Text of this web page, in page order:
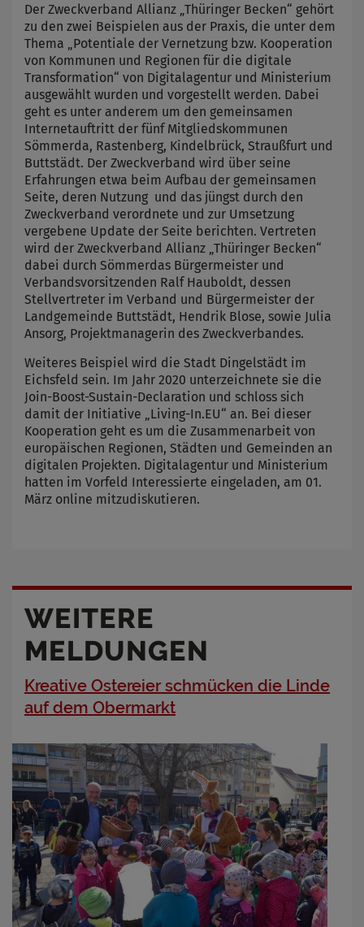
Der Zweckverband Allianz „Thüringer Becken“ gehört
zu den zwei Beispielen aus der Praxis, die unter dem
Thema „Potentiale der Vernetzung bzw. Kooperation
von Kommunen und Regionen für die digitale
Transformation“ von Digitalagentur und Ministerium
ausgewählt wurden und vorgestellt werden. Dabei
geht es unter anderem um den gemeinsamen
Internetauftritt der fünf Mitgliedskommunen
Sömmerda, Rastenberg, Kindelbrück, Straußfurt und
Buttstädt. Der Zweckverband wird über seine
Erfahrungen etwa beim Aufbau der gemeinsamen
Seite, deren Nutzung und das jüngst durch den
Zweckverband verordnete und zur Umsetzung
vergebene Update der Seite berichten. Vertreten
wird der Zweckverband Allianz „Thüringer Becken“
dabei durch Sömmerdas Bürgermeister und
Verbandsvorsitzenden Ralf Hauboldt, dessen
Stellvertreter im Verband und Bürgermeister der
Landgemeinde Buttstädt, Hendrik Blose, sowie Julia
Ansorg, Projektmanagerin des Zweckverbandes.
Weiteres Beispiel wird die Stadt Dingelstädt im
Eichsfeld sein. Im Jahr 2020 unterzeichnete sie die
Join-Boost-Sustain-Declaration und schloss sich
damit der Initiative „Living-In.EU“ an. Bei dieser
Kooperation geht es um die Zusammenarbeit von
europäischen Regionen, Städten und Gemeinden an
digitalen Projekten. Digitalagentur und Ministerium
hatten im Vorfeld Interessierte eingeladen, am 01.
März online mitzudiskutieren.
WEITERE
MELDUNGEN
Kreative Ostereier schmücken die Linde
auf dem Obermarkt